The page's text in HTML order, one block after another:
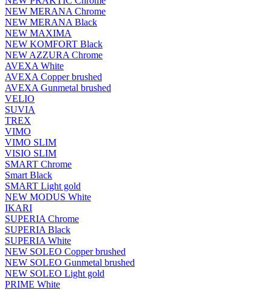
NEW MERANA Chrome
NEW MERANA Black
NEW MAXIMA
NEW KOMFORT Black
NEW AZZURA Chrome
AVEXA White
AVEXA Copper brushed
AVEXA Gunmetal brushed
VELIO
SUVIA
TREX
VIMO
VIMO SLIM
VISIO SLIM
SMART Chrome
Smart Black
SMART Light gold
NEW MODUS White
IKARI
SUPERIA Chrome
SUPERIA Black
SUPERIA White
NEW SOLEO Copper brushed
NEW SOLEO Gunmetal brushed
NEW SOLEO Light gold
PRIME White